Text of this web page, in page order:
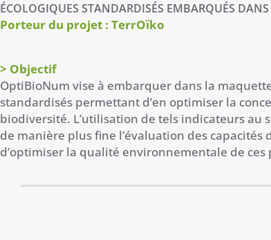
ÉCOLOGIQUES STANDARDISÉS EMBARQUÉS
Porteur du projet : TerrOïko
> Objectif
OptiBioNum vise à embarquer dans la
standardisés permettant d’en optimiser la
biodiversité. L’utilisation de tels indicateurs
de manière plus fine l’évaluation des
d’optimiser la qualité environnementale de ces